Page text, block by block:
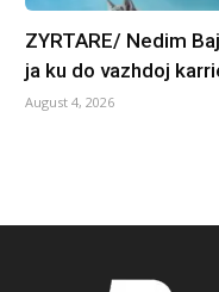
ZYRTARE/ Nedim
ja ku do vazhdoj
August 4, 2026